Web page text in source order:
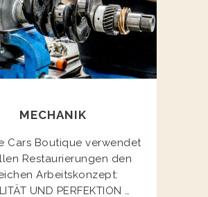
MECHANIK
Cars Boutique verwendet
Restaurierungen den
Arbeitskonzept:
UND PERFEKTION …